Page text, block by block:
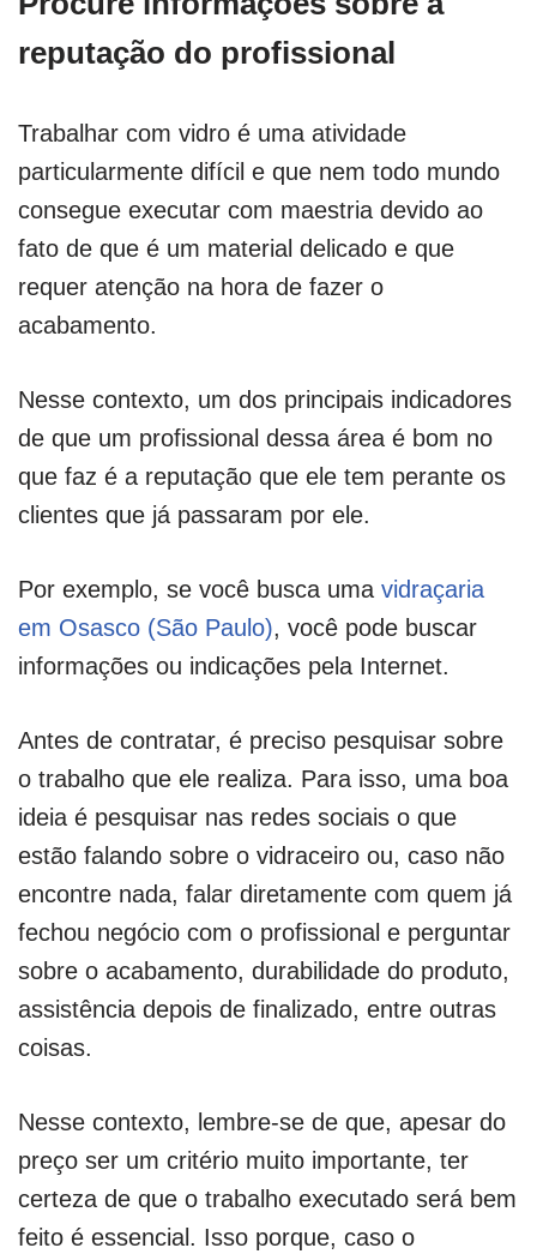
reputação do profissional
Trabalhar com vidro é uma atividade
particularmente difícil e que nem todo mundo
consegue executar com maestria devido ao
fato de que é um material delicado e que
requer atenção na hora de fazer o
acabamento.
Nesse contexto, um dos principais indicadores
de que um profissional dessa área é bom no
que faz é a reputação que ele tem perante os
clientes que já passaram por ele.
Por exemplo, se você busca uma vidraçaria
em Osasco (São Paulo), você pode buscar
informações ou indicações pela Internet.
Antes de contratar, é preciso pesquisar sobre
o trabalho que ele realiza. Para isso, uma boa
ideia é pesquisar nas redes sociais o que
estão falando sobre o vidraceiro ou, caso não
encontre nada, falar diretamente com quem já
fechou negócio com o profissional e perguntar
sobre o acabamento, durabilidade do produto,
assistência depois de finalizado, entre outras
coisas.
Nesse contexto, lembre-se de que, apesar do
preço ser um critério muito importante, ter
certeza de que o trabalho executado será bem
feito é essencial. Isso porque, caso o